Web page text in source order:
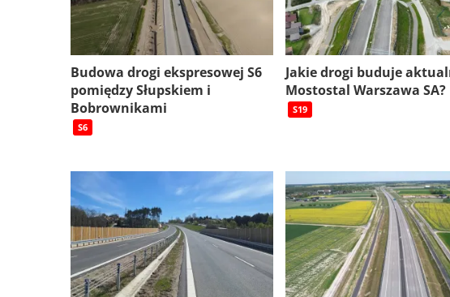
Budowa drogi ekspresowej S6
pomiędzy Słupskiem i
Bobrownikami
S6
Jakie drogi buduje
Mostostal Warszawa SA?
S19